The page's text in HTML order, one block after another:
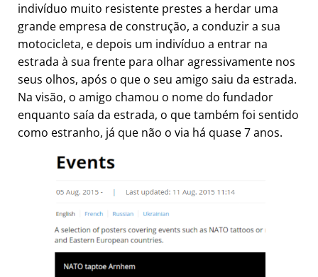
indivíduo muito resistente prestes a herdar uma
grande empresa de construção, a conduzir a sua
motocicleta, e depois um indivíduo a entrar na
estrada à sua frente para olhar agressivamente nos
seus olhos, após o que o seu amigo saiu da estrada.
Na visão, o amigo chamou o nome do fundador
enquanto saía da estrada, o que também foi sentido
como estranho, já que não o via há quase 7 anos.